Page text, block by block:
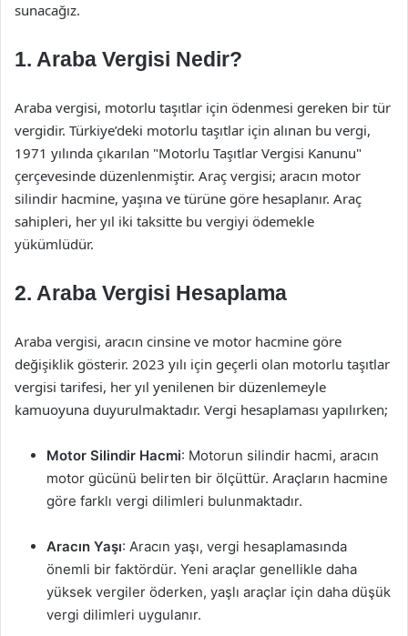
sunacağız.
1. Araba Vergisi Nedir?
Araba vergisi, motorlu taşıtlar için ödenmesi gereken bir tür
vergidir. Türkiye’deki motorlu taşıtlar için alınan bu vergi,
1971 yılında çıkarılan "Motorlu Taşıtlar Vergisi Kanunu"
çerçevesinde düzenlenmiştir. Araç vergisi; aracın motor
silindir hacmine, yaşına ve türüne göre hesaplanır. Araç
sahipleri, her yıl iki taksitte bu vergiyi ödemekle
yükümlüdür.
2. Araba Vergisi Hesaplama
Araba vergisi, aracın cinsine ve motor hacmine göre
değişiklik gösterir. 2023 yılı için geçerli olan motorlu taşıtlar
vergisi tarifesi, her yıl yenilenen bir düzenlemeyle
kamuoyuna duyurulmaktadır. Vergi hesaplaması yapılırken;
Motor Silindir Hacmi: Motorun silindir hacmi, aracın
motor gücünü belirten bir ölçüttür. Araçların hacmine
göre farklı vergi dilimleri bulunmaktadır.
Aracın Yaşı: Aracın yaşı, vergi hesaplamasında
önemli bir faktördür. Yeni araçlar genellikle daha
yüksek vergiler öderken, yaşlı araçlar için daha düşük
vergi dilimleri uygulanır.